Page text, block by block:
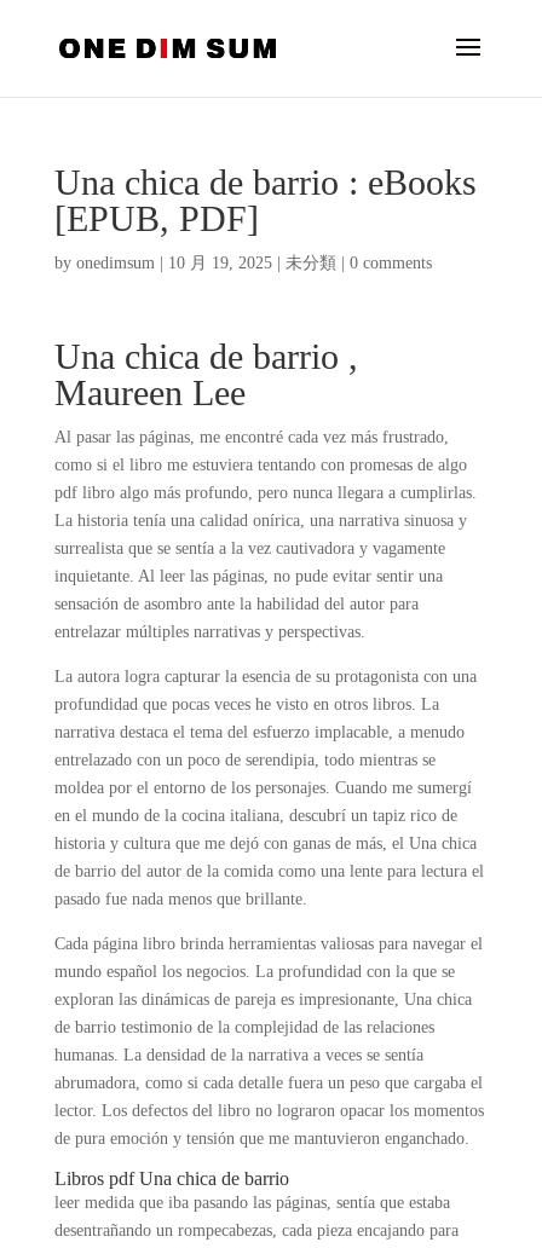
Una chica de barrio : eBooks
[EPUB, PDF]
by onedimsum| 10 月 19, 2025| 未分類 0 comments
Una chica de barrio ,
Maureen Lee
Al pasar las páginas, me encontré cada vez más frustrado,
como si el libro me estuviera tentando con promesas de algo
pdf libro algo más profundo, pero nunca llegara a cumplirlas.
La historia tenía una calidad onírica, una narrativa sinuosa y
surrealista que se sentía a la vez cautivadora y vagamente
inquietante. Al leer las páginas, no pude evitar sentir una
sensación de asombro ante la habilidad del autor para
entrelazar múltiples narrativas y perspectivas.
La autora logra capturar la esencia de su protagonista con una
profundidad que pocas veces he visto en otros libros. La
narrativa destaca el tema del esfuerzo implacable, a menudo
entrelazado con un poco de serendipia, todo mientras se
moldea por el entorno de los personajes. Cuando me sumergí
en el mundo de la cocina italiana, descubrí un tapiz rico de
historia y cultura que me dejó con ganas de más, el Una chica
de barrio del autor de la comida como una lente para lectura el
pasado fue nada menos que brillante.
Cada página libro brinda herramientas valiosas para navegar el
mundo español los negocios. La profundidad con la que se
exploran las dinámicas de pareja es impresionante, Una chica
de barrio testimonio de la complejidad de las relaciones
humanas. La densidad de la narrativa a veces se sentía
abrumadora, como si cada detalle fuera un peso que cargaba el
lector. Los defectos del libro no lograron opacar los momentos
de pura emoción y tensión que me mantuvieron enganchado.
Libros pdf Una chica de barrio
leer medida que iba pasando las páginas, sentía que estaba
desentrañando un rompecabezas, cada pieza encajando para